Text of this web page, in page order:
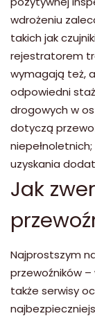
wdrożeniu
takich jak
rejestratorem
wymagają też,
odpowiedni
drogowych w
dotyczą
uzyskania
Jak
Najprostszym
przewoźników
także serwisy